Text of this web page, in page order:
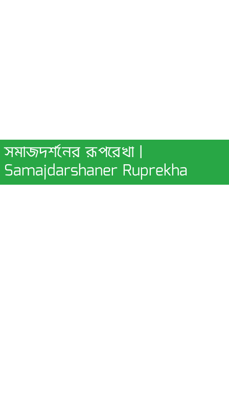
সমাজদর্শনের রূপরেখা |
Samajdarshaner Ruprekha